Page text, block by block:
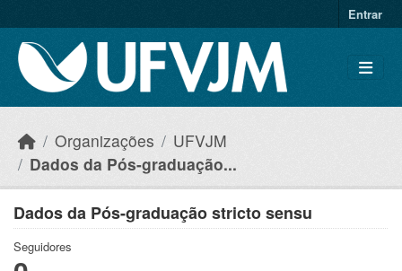
Entrar
Organizações
UFVJM
Dados da Pós-graduação...
Dados da Pós-graduação stricto sensu
Seguidores